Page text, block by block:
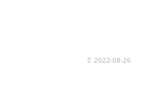
2022-08-26